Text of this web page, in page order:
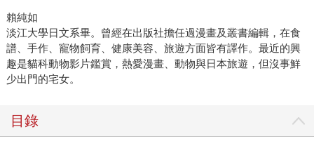
賴純如
淡江大學日文系畢。曾經在出版社擔任過漫畫及叢書編輯，在食
譜、手作、寵物飼育、健康美容、旅遊方面皆有譯作。最近的興
趣是貓科動物影片鑑賞，熱愛漫畫、動物與日本旅遊，但沒事鮮
少出門的宅女。
目錄